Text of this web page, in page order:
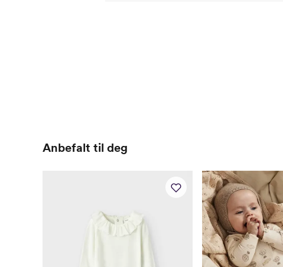
Anbefalt til deg